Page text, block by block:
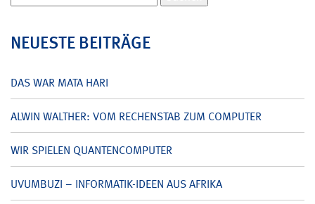
nach:
NEUESTE BEITRÄGE
DAS WAR MATA HARI
ALWIN WALTHER: VOM RECHENSTAB ZUM COMPUTER
WIR SPIELEN QUANTENCOMPUTER
UVUMBUZI – INFORMATIK-IDEEN AUS AFRIKA